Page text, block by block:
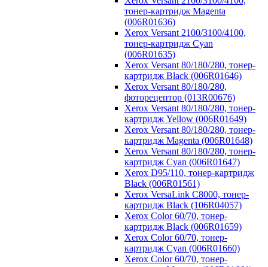
тонер-картридж Magenta
(006R01636)
Xerox Versant 2100/3100/4100,
тонер-картридж Cyan
(006R01635)
Xerox Versant 80/180/280, тонер-
картридж Black (006R01646)
Xerox Versant 80/180/280,
фоторецептор (013R00676)
Xerox Versant 80/180/280, тонер-
картридж Yellow (006R01649)
Xerox Versant 80/180/280, тонер-
картридж Magenta (006R01648)
Xerox Versant 80/180/280, тонер-
картридж Cyan (006R01647)
Xerox D95/110, тонер-картридж
Black (006R01561)
Xerox VersaLink C8000, тонер-
картридж Black (106R04057)
Xerox Color 60/70, тонер-
картридж Black (006R01659)
Xerox Color 60/70, тонер-
картридж Cyan (006R01660)
Xerox Color 60/70, тонер-